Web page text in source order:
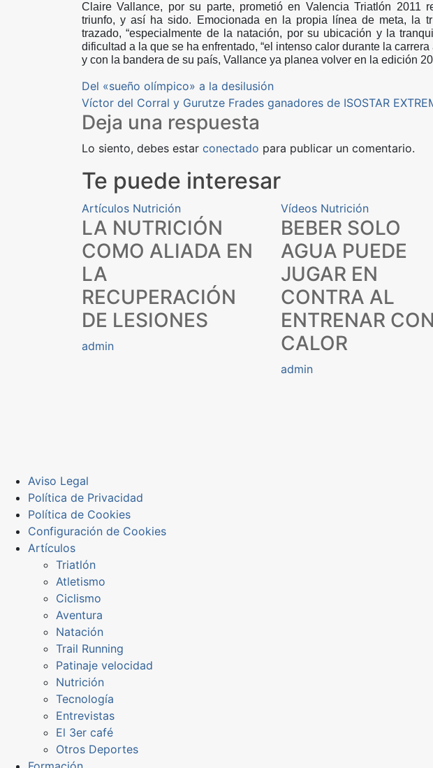
Claire Vallance, por su parte, prometió en Valencia Triatlón 2011
triunfo, y así ha sido. Emocionada en la propia línea de meta, la
trazado, “especialmente de la natación, por su ubicación y la
dificultad a la que se ha enfrentado, “el intenso calor durante la
y con la bandera de su país, Vallance ya planea volver en la edición
Navegación
de
entradas
Del «sueño olímpico» a la desilusión
Víctor del Corral y Gurutze Frades ganadores de ISOSTAR
Deja una respuesta
Lo siento, debes estar conectado para publicar un comentario.
Te puede interesar
Artículos Nutrición
LA NUTRICIÓN
COMO ALIADA EN
LA
RECUPERACIÓN
DE LESIONES
admin
Vídeos Nutrición
BEBER SOLO
AGUA PUEDE
JUGAR EN
CONTRA AL
ENTRENAR CON
CALOR
admin
Aviso Legal
Política de Privacidad
Política de Cookies
Configuración de Cookies
Artículos
Triatlón
Atletismo
Ciclismo
Aventura
Natación
Trail Running
Patinaje velocidad
Nutrición
Tecnología
Entrevistas
El 3er café
Otros Deportes